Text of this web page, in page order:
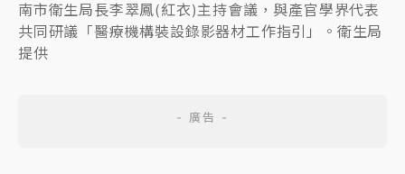
南市衛生局長李翠鳳(紅衣)主持會議，與產官學界代表
共同研議「醫療機構裝設錄影器材工作指引」。衛生局
提供